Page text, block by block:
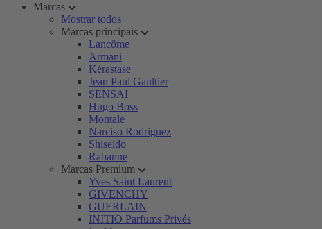
Marcas
Mostrar todos
Marcas principais
Lancôme
Armani
Kérastase
Jean Paul Gaultier
SENSAI
Hugo Boss
Montale
Narciso Rodriguez
Shiseido
Rabanne
Marcas Premium
Yves Saint Laurent
GIVENCHY
GUERLAIN
INITIO Parfums Privés